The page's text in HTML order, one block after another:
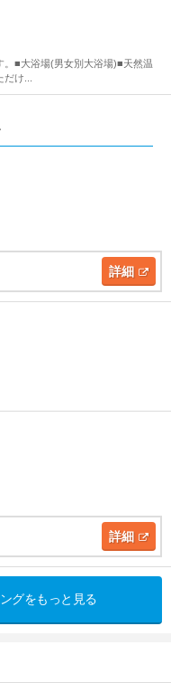
。■大浴場(男女別大浴場)■天然温
け...
詳細
詳細
グをもっと見る